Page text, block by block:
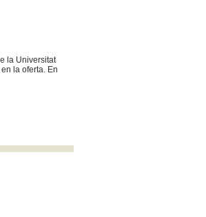
la Universitat
la oferta. En